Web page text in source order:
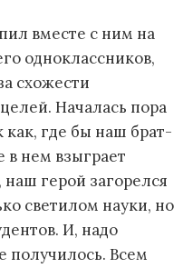
вместе с ним на
одноклассников,
схожести
Началась пора
как, где бы наш брат-
в нем взыграет
герой загорелся
светилом науки, но
И, надо
получилось. Всем